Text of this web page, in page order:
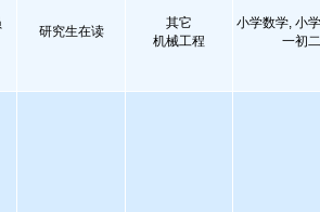
研究生在读
其它
机械工程
小学数学, 小
一初